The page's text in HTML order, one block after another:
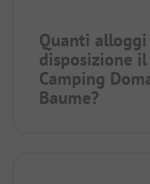
Quanti
disposizione
Camping
Baume?